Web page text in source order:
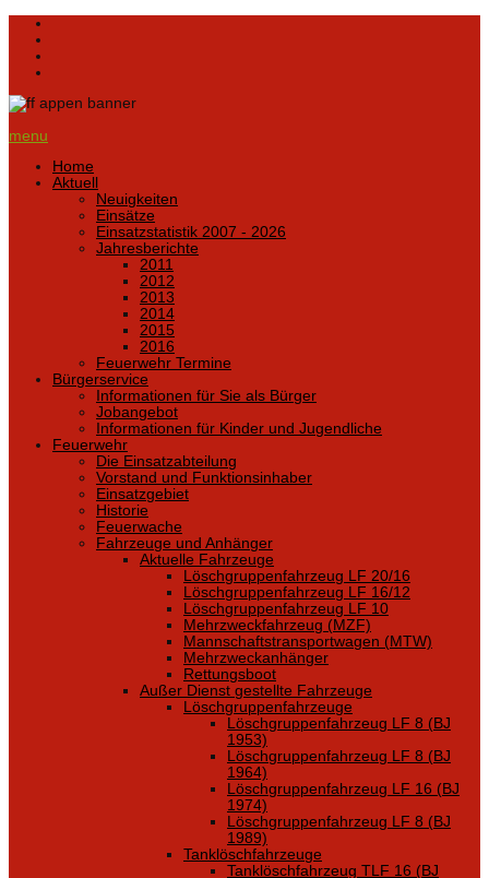
menu
Home
Aktuell
Neuigkeiten
Einsätze
Einsatzstatistik 2007 - 2026
Jahresberichte
2011
2012
2013
2014
2015
2016
Feuerwehr Termine
Bürgerservice
Informationen für Sie als Bürger
Jobangebot
Informationen für Kinder und Jugendliche
Feuerwehr
Die Einsatzabteilung
Vorstand und Funktionsinhaber
Einsatzgebiet
Historie
Feuerwache
Fahrzeuge und Anhänger
Aktuelle Fahrzeuge
Löschgruppenfahrzeug LF 20/16
Löschgruppenfahrzeug LF 16/12
Löschgruppenfahrzeug LF 10
Mehrzweckfahrzeug (MZF)
Mannschaftstransportwagen (MTW)
Mehrzweckanhänger
Rettungsboot
Außer Dienst gestellte Fahrzeuge
Löschgruppenfahrzeuge
Löschgruppenfahrzeug LF 8 (BJ
1953)
Löschgruppenfahrzeug LF 8 (BJ
1964)
Löschgruppenfahrzeug LF 16 (BJ
1974)
Löschgruppenfahrzeug LF 8 (BJ
1989)
Tanklöschfahrzeuge
Tanklöschfahrzeug TLF 16 (BJ